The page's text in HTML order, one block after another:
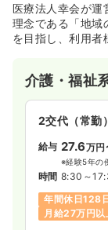
医療法人幸会が運
理念である「地域
を目指し、利用者
介護・福祉
2交代（常勤）
給与 27.6万円
※経験5年の
時間 8:30～
年間休日128
月給27万円以